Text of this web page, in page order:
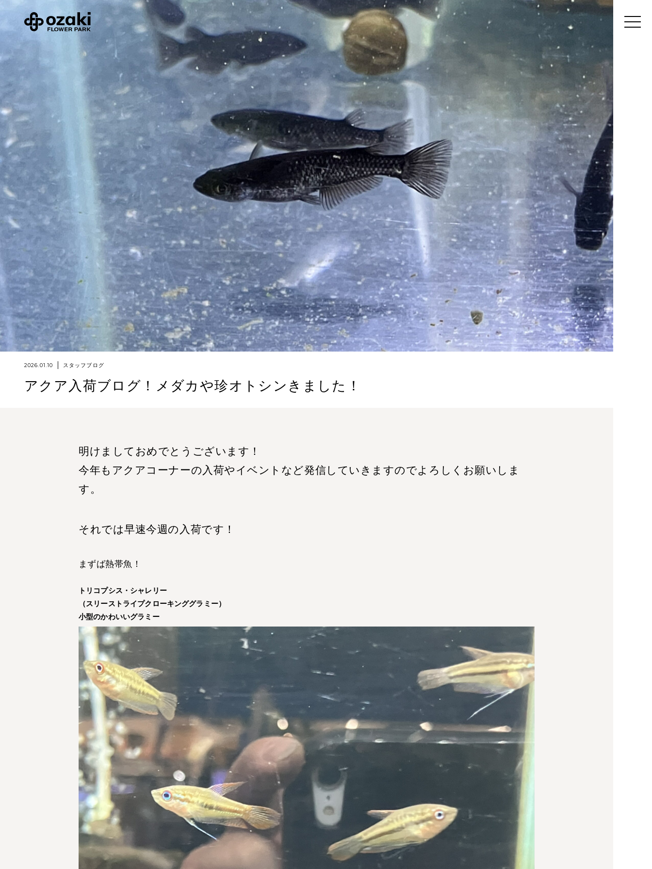
2026.01.10 スタッフブログ
アクア入荷ブログ！メダカや珍オトシンきました！
明けましておめでとうございます！
今年もアクアコーナーの入荷やイベントなど発信していきますのでよろしくお願いしま
す。
それでは早速今週の入荷です！
まずば熱帯魚！
トリコプシス・シャレリー
（スリーストライプクローキンググラミー）
小型のかわいいグラミー